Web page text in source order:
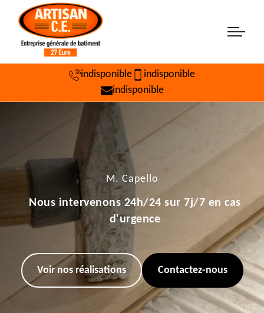
indisponible
indisponible
indisponible
M. Capello
Nous intervenons 24h/24 sur 7j/7 en cas
d'urgence
Voir nos réalisations Contactez-nous